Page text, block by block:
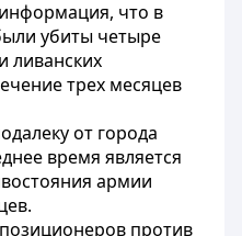
что в
убиты четыре
ливанских
трех месяцев
от города
время является
армии
против